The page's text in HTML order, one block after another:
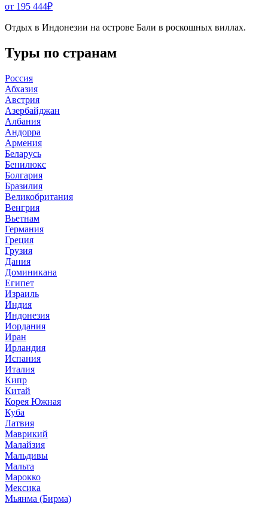
от 195 444₽
Отдых в Индонезии на острове Бали в роскошных виллах.
Туры по странам
Россия
Абхазия
Австрия
Азербайджан
Албания
Андорра
Армения
Беларусь
Бенилюкс
Болгария
Бразилия
Великобритания
Венгрия
Вьетнам
Германия
Греция
Грузия
Дания
Доминикана
Египет
Израиль
Индия
Индонезия
Иордания
Иран
Ирландия
Испания
Италия
Кипр
Китай
Корея Южная
Куба
Латвия
Маврикий
Малайзия
Мальдивы
Мальта
Марокко
Мексика
Мьянма (Бирма)